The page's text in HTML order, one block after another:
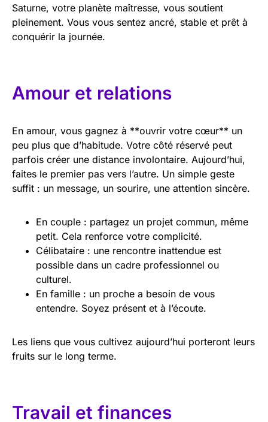
Saturne, votre planète maîtresse, vous soutient
pleinement. Vous vous sentez ancré, stable et prêt à
conquérir la journée.
Amour et relations
En amour, vous gagnez à **ouvrir votre cœur** un
peu plus que d’habitude. Votre côté réservé peut
parfois créer une distance involontaire. Aujourd’hui,
faites le premier pas vers l’autre. Un simple geste
suffit : un message, un sourire, une attention sincère.
En couple : partagez un projet commun, même
petit. Cela renforce votre complicité.
Célibataire : une rencontre inattendue est
possible dans un cadre professionnel ou
culturel.
En famille : un proche a besoin de vous
entendre. Soyez présent et à l’écoute.
Les liens que vous cultivez aujourd’hui porteront leurs
fruits sur le long terme.
Travail et finances